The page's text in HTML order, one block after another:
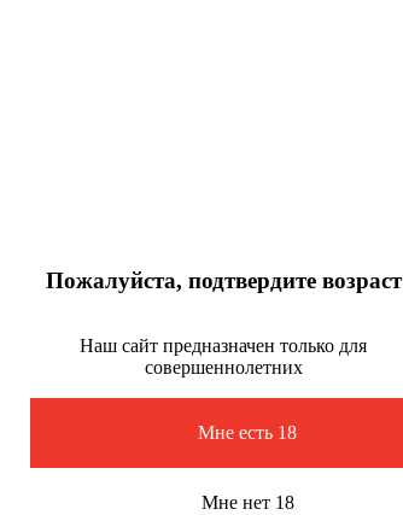
Пожалуйста, подтвердите возраст
Наш сайт предназначен только для
совершеннолетних
Мне есть 18
Мне нет 18